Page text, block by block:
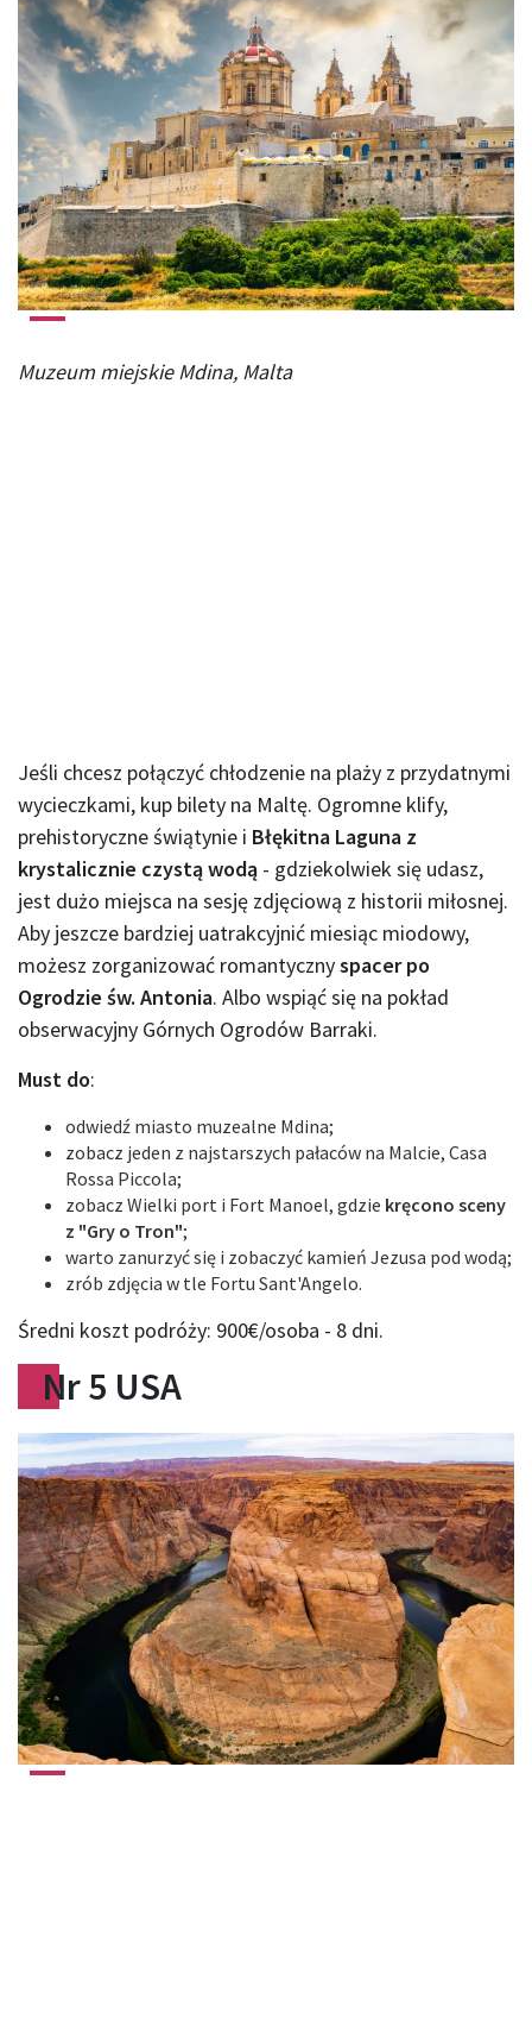
Muzeum miejskie Mdina, Malta
Jeśli chcesz połączyć chłodzenie na plaży z przydatnymi
wycieczkami, kup bilety na Maltę. Ogromne klify,
prehistoryczne świątynie i Błękitna Laguna z
krystalicznie czystą wodą - gdziekolwiek się udasz,
jest dużo miejsca na sesję zdjęciową z historii miłosnej.
Aby jeszcze bardziej uatrakcyjnić miesiąc miodowy,
możesz zorganizować romantycznyspacer po
Ogrodzie św. Antonia. Albo wspiąć się na pokład
obserwacyjny Górnych Ogrodów Barraki.
Must do:
odwiedź miasto muzealne Mdina;
zobacz jeden z najstarszych pałaców na Malcie, Casa
Rossa Piccola;
zobacz Wielki port i Fort Manoel, gdzie kręcono sceny
z "Gry o Tron";
warto zanurzyć się i zobaczyć kamień Jezusa pod wodą;
zrób zdjęcia w tle Fortu Sant'Angelo.
Średni koszt podróży: 900€/osoba - 8 dni.
Nr 5 USA